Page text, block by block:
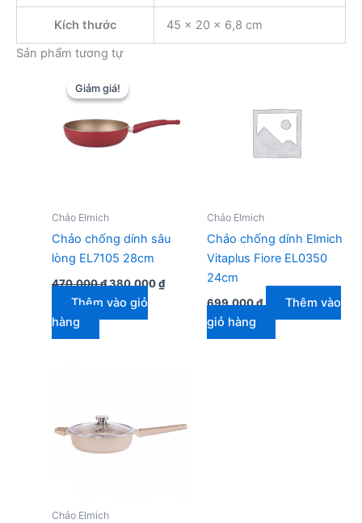
Kích thước
45 × 20 × 6,8 cm
Sản phẩm tương tự
Giảm giá!
Giảm giá!
Chảo Elmich
Chảo chống dính sâu
lòng EL7105 28cm
470.000₫ Giá
là:
470.000 ₫.
380.000₫Giá
hiện
Thêm vào giỏ
hàng
Chảo Elmich
Chảo chống dính Elmich
Vitaplus Fiore EL0350
24cm
699.000₫
Thêm vào
giỏ hàng
Chảo Elmich